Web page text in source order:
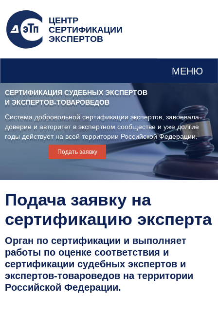
ЦЕНТР
СЕРТИФИКАЦИИ
ЭКСПЕРТОВ
МЕНЮ
СЕРТИФИКАЦИЯ СУДЕБНЫХ ЭКСПЕРТОВ
И ЭКСПЕРТОВ-ТОВАРОВЕДОВ
Система добровольной сертификации экспертов, завоевала
доверие и авторитет в экспертном сообществе и уже долгие
годы действует на всей территории Российской Федерации.
Подать заявку
Подача заявку на
сертификацию эксперта
Орган по сертификации и выполняет
работы по оценке соответствия и
сертификации судебных экспертов и
экспертов-товароведов на территории
Российской Федерации.